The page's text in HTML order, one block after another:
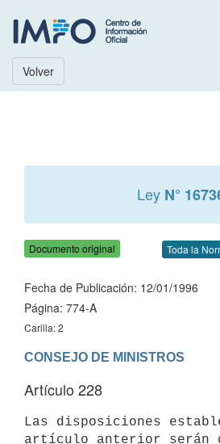
Volver
Ley N°
Documento original Toda la
Fecha de Publicación: 12/01/1996
Página: 774-A
Carilla: 2
Artículo 228
Las disposiciones
artículo anterior serán